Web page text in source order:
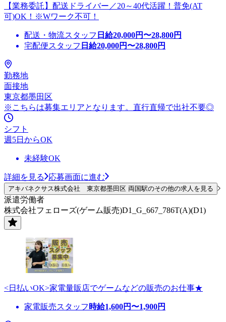
【業務委託】配送ドライバー／20～40代活躍！普免(AT
可)OK！※Wワーク不可！
配送・物流スタッフ 日給20,000円〜28,800円
宅配便スタッフ 日給20,000円〜28,800円
勤務地
面接地
東京都墨田区
※こちらは募集エリアとなります。直行直帰で出社不要◎
シフト
週5日からOK
未経験OK
詳細を見る 応募画面に進む
アキバネクサス株式会社 東京都墨田区 両国駅のその他の求人を見る
派遣労働者
株式会社フェローズ(ゲーム販売)D1_G_667_786T(A)(D1)
<日払いOK>家電量販店でゲームなどの販売のお仕事★
家電販売スタッフ 時給1,600円〜1,900円